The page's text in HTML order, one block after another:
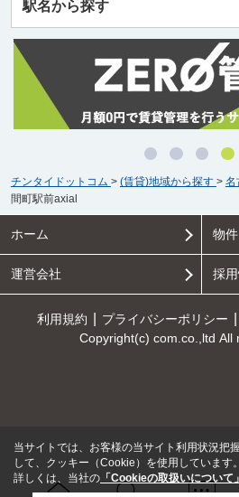
駅名から探す
チンタイドットコム > (賃貸)地域から探す > 名
間町駅前axial
ホーム 物
運営会社 採
利用規約 プライバシーポリシー
Copyright(c) com.co.,ltd All
当サイトでは、お客様の当サイト利用状況把
して、クッキー（Cookie）を使用しています。
詳しくは、当社の 「Cookieの取扱いについて」